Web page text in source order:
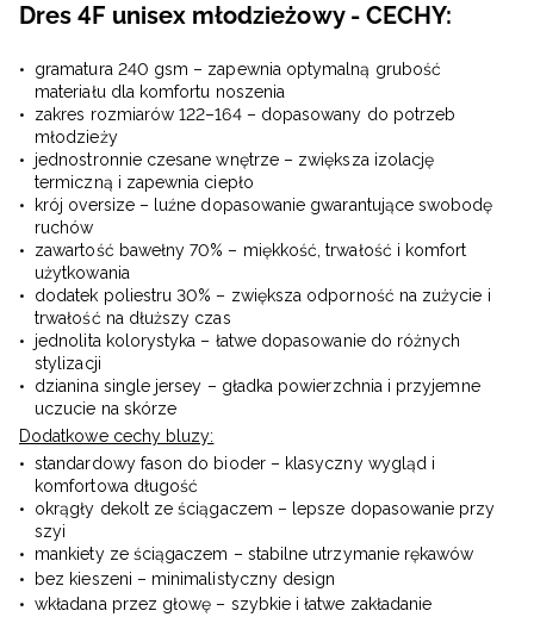
Dres 4F unisex młodzieżowy - CECHY:
gramatura 240 gsm – zapewnia optymalną grubość
materiału dla komfortu noszenia
zakres rozmiarów 122–164 – dopasowany do potrzeb
młodzieży
jednostronnie czesane wnętrze – zwiększa izolację
termiczną i zapewnia ciepło
krój oversize – luźne dopasowanie gwarantujące swobodę
ruchów
zawartość bawełny 70% – miękkość, trwałość i komfort
użytkowania
dodatek poliestru 30% – zwiększa odporność na zużycie i
trwałość na dłuższy czas
jednolita kolorystyka – łatwe dopasowanie do różnych
stylizacji
dzianina single jersey – gładka powierzchnia i przyjemne
uczucie na skórze
Dodatkowe cechy bluzy:
standardowy fason do bioder – klasyczny wygląd i
komfortowa długość
okrągły dekolt ze ściągaczem – lepsze dopasowanie przy
szyi
mankiety ze ściągaczem – stabilne utrzymanie rękawów
bez kieszeni – minimalistyczny design
wkładana przez głowę – szybkie i łatwe zakładanie